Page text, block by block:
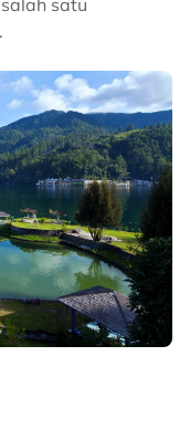
satu